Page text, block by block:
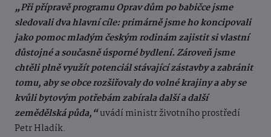
„Při přípravě programu Oprav dům po babičce jsme
sledovali dva hlavní cíle: primárně jsme ho koncipovali
jako pomoc mladým českým rodinám zajistit si vlastní
důstojné a současně úsporné bydlení. Zároveň jsme
chtěli plně využít potenciál stávající zástavby a zabránit
tomu, aby se obce rozšiřovaly do volné krajiny a aby se
kvůli bytovým potřebám zabírala další a další
zemědělská půda,“uvádí ministr životního prostředí
Petr Hladík.